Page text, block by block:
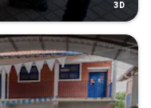
3D